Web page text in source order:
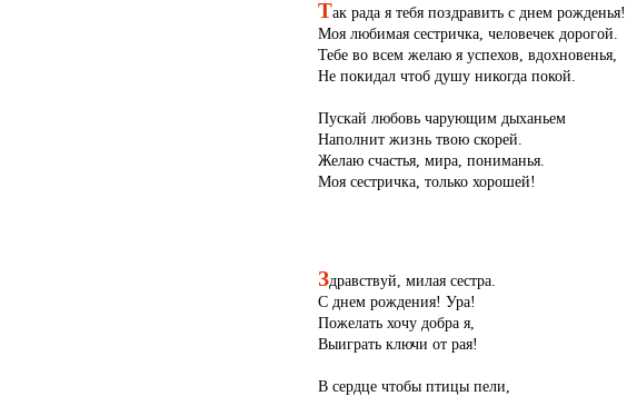
Так рада я тебя поздравить с днем рожденья!
Моя любимая сестричка, человечек дорогой.
Тебе во всем желаю я успехов, вдохновенья,
Не покидал чтоб душу никогда покой.
Пускай любовь чарующим дыханьем
Наполнит жизнь твою скорей.
Желаю счастья, мира, пониманья.
Моя сестричка, только хорошей!
Здравствуй, милая сестра.
С днем рождения! Ура!
Пожелать хочу добра я,
Выиграть ключи от рая!
В сердце чтобы птицы пели,